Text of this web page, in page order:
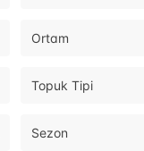
Ortam
Topuk Tipi
Sezon